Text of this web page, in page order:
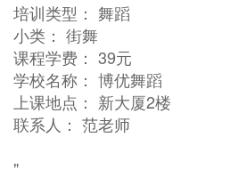
培训类型： 舞蹈
小类： 街舞
课程学费： 39元
学校名称： 博优舞蹈
上课地点： 新大厦2楼
联系人： 范老师
"